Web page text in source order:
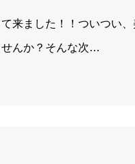
来ました！！ついつい、
んか？そんな次…